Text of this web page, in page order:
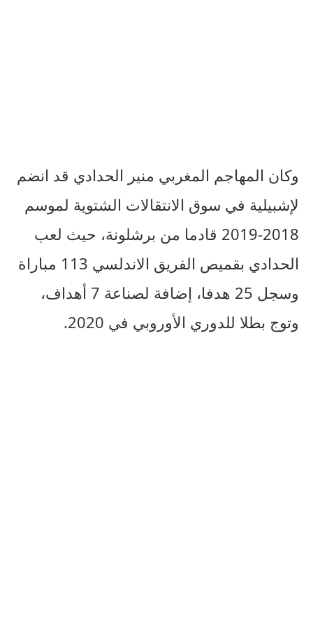
وكان المهاجم المغربي منير الحدادي قد انضم
لإشبيلية في سوق الانتقالات الشتوية لموسم
2018-2019 قادما من برشلونة، حيث لعب
الحدادي بقميص الفريق الاندلسي 113 مباراة
وسجل 25 هدفا، إضافة لصناعة 7 أهداف،
وتوج بطلا للدوري الأوروبي في 2020.